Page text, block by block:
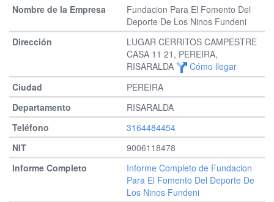
Fundacion Para El Fomento Del
Deporte De Los Ninos Fundeni
LUGAR CERRITOS CAMPESTRE
CASA 11 21, PEREIRA,
RISARALDA
Cómo llegar
PEREIRA
RISARALDA
3164484454
9006118478
Informe Completo de Fundacion
Para El Fomento Del Deporte De
Los Ninos Fundeni